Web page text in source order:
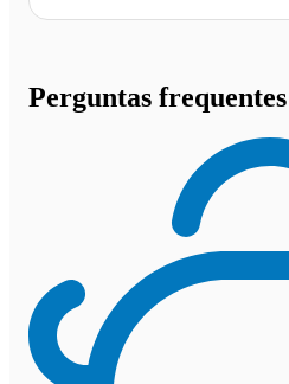
Perguntas frequentes